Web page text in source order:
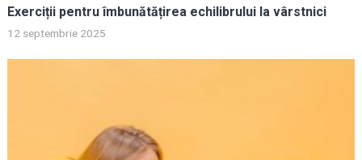
Exerciții pentru îmbunătățirea echilibrului la vârstnici
12 septembrie 2025